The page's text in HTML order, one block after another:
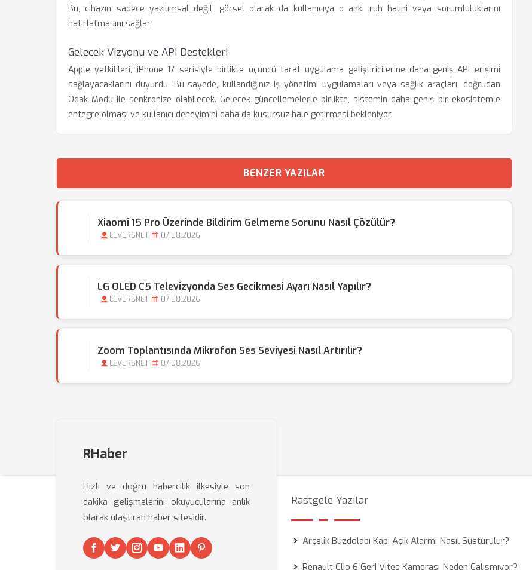
Bu, cihazın sadece yazılımsal değil, görsel olarak da kullanıcıya o anki ruh halini veya sorumluluklarını
hatırlatmasını sağlar.
Gelecek Vizyonu ve API Destekleri
Apple yetkilileri, iPhone 17 serisiyle birlikte üçüncü taraf uygulama geliştiricilerine daha geniş API erişimi
sağlayacaklarını duyurdu. Bu sayede, kullandığınız iş yönetimi uygulamaları veya sağlık araçları, doğrudan
Odak Modu ile senkronize olabilecek. Gelecek güncellemelerle birlikte, sistemin daha geniş bir ekosistemle
entegre olması ve kullanıcı deneyimini daha da kusursuz hale getirmesi bekleniyor.
BENZER YAZILAR
Xiaomi 15 Pro Üzerinde Bildirim Gelmeme Sorunu Nasıl Çözülür?
LEVERSNET 07.08.2026
LG OLED C5 Televizyonda Ses Gecikmesi Ayarı Nasıl Yapılır?
LEVERSNET 07.08.2026
Zoom Toplantısında Mikrofon Ses Seviyesi Nasıl Artırılır?
LEVERSNET 07.08.2026
RHaber
Hızlı ve doğru habercilik ilkesiyle son
dakika gelişmelerini okuyucularına anlık
olarak ulaştıran haber sitesidir.
Rastgele Yazılar
Arçelik Buzdolabı Kapı Açık Alarmı Nasıl Susturulur?
Renault Clio 6 Geri Vites Kamerası Neden Çalışmıyor?